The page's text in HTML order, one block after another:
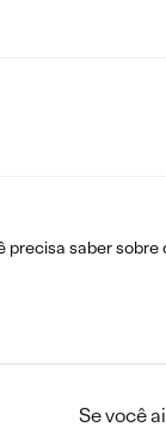
precisa saber
Se você